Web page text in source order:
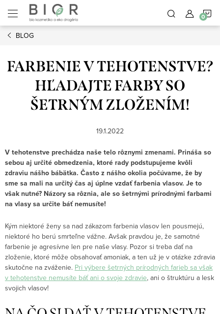
obsah
BLOG
FARBENIE V TEHOTENSTVE?
HĽADAJTE FARBY SO
ŠETRNÝM ZLOŽENÍM!
19.1.2022
V tehotenstve prechádza naše telo rôznymi zmenami. Prináša so
sebou aj určité obmedzenia, ktoré rady podstupujeme kvôli
zdraviu nášho bábätka. Často z nášho okolia počúvame, že by
sme sa mali na určitý čas aj úplne vzdať farbenia vlasov. Je to
však nutné? Názory sa rôznia, ale so šetrnými prírodnými farbami
na vlasy sa určite báť nemusíte!
Kým niektoré ženy sa nad zákazom farbenia vlasov len pousmejú,
niektoré ho berú smrteľne vážne. Avšak pravdou je, že samotné
farbenie je agresívne len pre naše vlasy. Pozor si treba dať na
zloženie, ktoré môže obsahovať amoniak, a ten už je v otázke zdravia
skutočne na zváženie. Pri výbere šetrných prírodných farieb sa však
v tehotenstve nemusíte báť ani o svoje zdravie, ani o štruktúru a lesk
svojich vlasov!